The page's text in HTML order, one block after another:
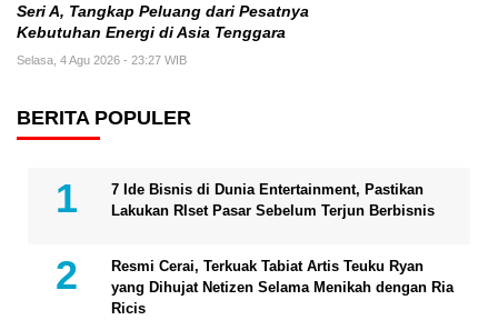
Seri A, Tangkap Peluang dari Pesatnya
Kebutuhan Energi di Asia Tenggara
Selasa, 4 Agu 2026 - 23:27 WIB
BERITA POPULER
7 Ide Bisnis di Dunia Entertainment, Pastikan
Lakukan RIset Pasar Sebelum Terjun Berbisnis
Resmi Cerai, Terkuak Tabiat Artis Teuku Ryan
yang Dihujat Netizen Selama Menikah dengan Ria
Ricis